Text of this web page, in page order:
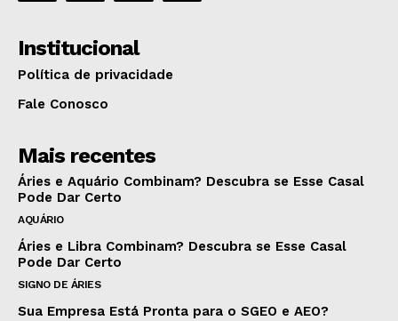
Institucional
Política de privacidade
Fale Conosco
Mais recentes
Áries e Aquário Combinam? Descubra se Esse Casal
Pode Dar Certo
AQUÁRIO
Áries e Libra Combinam? Descubra se Esse Casal
Pode Dar Certo
SIGNO DE ÁRIES
Sua Empresa Está Pronta para o SGEO e AEO?